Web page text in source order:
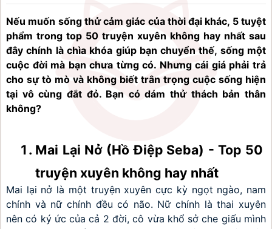
Nếu muốn sống thử cảm giác của thời đại khác, 5 tuyệt
phẩm trong top 50 truyện xuyên không hay nhất sau
đây chính là chìa khóa giúp bạn chuyển thế, sống một
cuộc đời mà bạn chưa từng có. Nhưng cái giá phải trả
cho sự tò mò và không biết trân trọng cuộc sống hiện
tại vô cùng đắt đỏ. Bạn có dám thử thách bản thân
không?
Mai Lại Nở (Hồ Điệp Seba) - Top 50
truyện xuyên không hay nhất
Mai lại nở là một truyện xuyên cực kỳ ngọt ngào, nam
chính và nữ chính đều có não. Nữ chính là thai xuyên
nên có ký ức của cả 2 đời, cô vừa khổ sở che giấu mình